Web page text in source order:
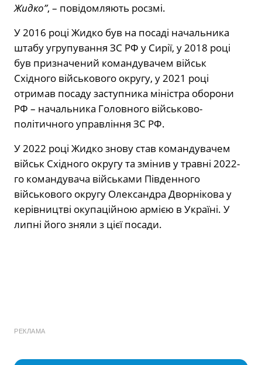
Жидко”, – повідомляють росзмі.
У 2016 році Жидко був на посаді начальника
штабу угрупування ЗС РФ у Сирії, у 2018 році
був призначений командувачем військ
Східного військового округу, у 2021 році
отримав посаду заступника міністра оборони
РФ – начальника Головного військово-
політичного управління ЗС РФ.
У 2022 році Жидко знову став командувачем
військ Східного округу та змінив у травні 2022-
го командувача військами Південного
військового округу Олександра Дворнікова у
керівництві окупаційною армією в Україні. У
липні його зняли з цієї посади.
РЕКЛАМА